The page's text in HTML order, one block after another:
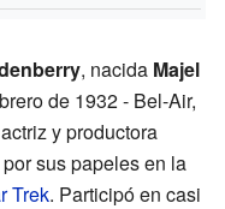
, nacida Majel
de 1932 - Bel-Air,
y productora
sus papeles en la
Trek. Participó en casi